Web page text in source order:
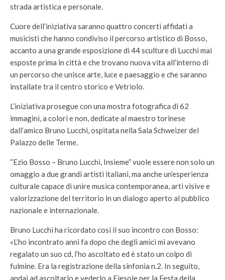
strada artistica e personale.
Cuore dell’iniziativa saranno quattro concerti affidati a
musicisti che hanno condiviso il percorso artistico di Bosso,
accanto a una grande esposizione di 44 sculture di Lucchi mai
esposte prima in città e che trovano nuova vita all’interno di
un percorso che unisce arte, luce e paesaggio e che saranno
installate tra il centro storico e Vetriolo.
L’iniziativa prosegue con una mostra fotografica di 62
immagini, a colori e non, dedicate al maestro torinese
dall’amico Bruno Lucchi, ospitata nella Sala Schweizer del
Palazzo delle Terme.
“Ezio Bosso – Bruno Lucchi, Insieme” vuole essere non solo un
omaggio a due grandi artisti italiani, ma anche un’esperienza
culturale capace di unire musica contemporanea, arti visive e
valorizzazione del territorio in un dialogo aperto al pubblico
nazionale e internazionale.
Bruno Lucchi ha ricordato così il suo incontro con Bosso:
«L’ho incontrato anni fa dopo che degli amici mi avevano
regalato un suo cd, l’ho ascoltato ed è stato un colpo di
fulmine. Era la registrazione della sinfonia n.2. In seguito,
andai ad ascoltarlo e vederlo a Fiesole per la Festa della